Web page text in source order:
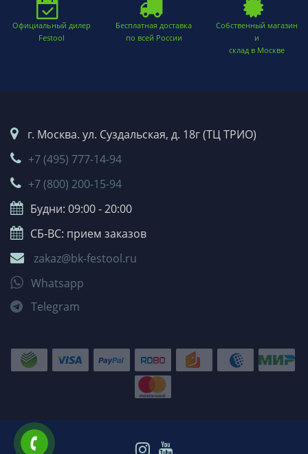
Официальный дилер
Festool
Бесплатная доставка
по всей России
Собственный магазин
и
склад в Москве
г. Москва. ул. Суздальская, д. 18г (ТЦ ТРИО)
+7 (495) 777-14-94
+7 (800) 200-15-94
Будни: 09:00 - 20:00
СБ-ВС: прием заказов
zakaz@bk-festool.ru
Whatsapp
Telegram